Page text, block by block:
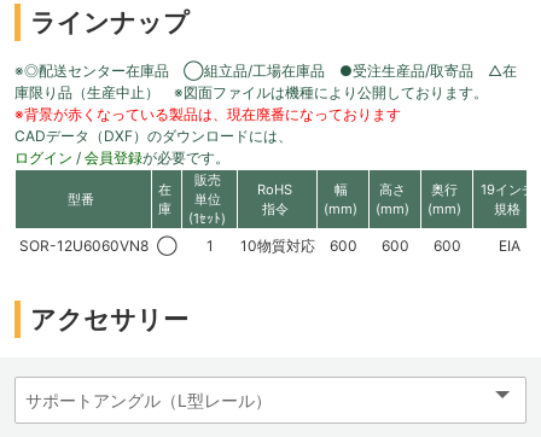
ラインナップ
※◎配送センター在庫品 ◯組立品/工場在庫品 ●受注生産品/取寄品 △在
庫限り品（生産中止） ※図面ファイルは機種により公開しております。
※背景が赤くなっている製品は、現在廃番になっております
CADデータ（DXF）のダウンロードには、
ログイン / 会員登録が必要です。
型番
在
庫
販売
単位
(1ｾｯﾄ)
RoHS
指令
幅
(mm)
高さ
(mm)
奥行
(mm)
19インチ
規格
SOR-12U6060VN8 ◯ 1 10物質対応 600 600 600 EIA
アクセサリー